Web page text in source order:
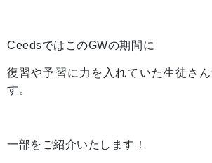
CeedsではこのGWの期間に
復習や予習に力を入れていた生徒さ
す。
一部をご紹介いたします！